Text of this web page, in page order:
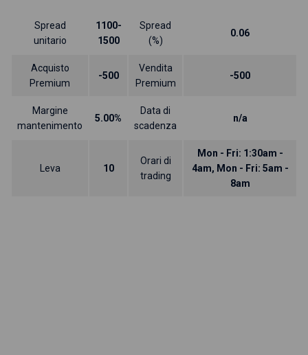
Spread
unitario
1100-
1500
Spread
(%)
0.06
Acquisto
Premium
-500
Vendita
Premium
-500
Margine
mantenimento
5.00%
Data di
scadenza
n/a
Leva 10
Orari di
trading
Mon - Fri: 1:30am -
4am, Mon - Fri: 5am -
8am